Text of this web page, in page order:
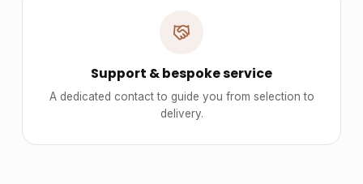
Support & bespoke service
A dedicated contact to guide you from selection to
delivery.